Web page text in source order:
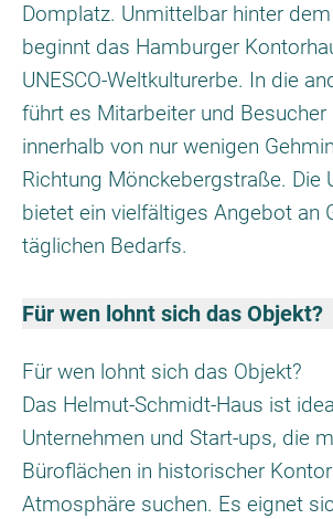
Domplatz. Unmittelbar hinter
beginnt das Hamburger
UNESCO-Weltkulturerbe. In die
führt es Mitarbeiter und Besucher
innerhalb von nur wenigen
Richtung Mönckebergstraße. Die
bietet ein vielfältiges Angebot an
täglichen Bedarfs.
Für wen lohnt sich das Objekt?
Für wen lohnt sich das Objekt?
Das Helmut-Schmidt-Haus ist
Unternehmen und Start-ups, die
Büroflächen in historischer
Atmosphäre suchen. Es eignet